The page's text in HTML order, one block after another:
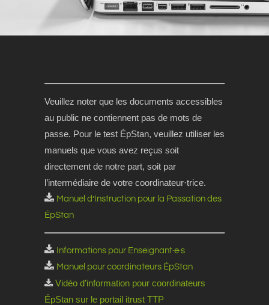
Veuillez noter que les documents accessibles
au public ne contiennent pas de mots de
passe. Pour le test ÉpStan, veuillez utiliser les
manuels que vous avez reçus soit
directement de notre part, soit par
l’intermédiaire de votre coordinateur·trice.
Manuel d’Instruction pour la Passation des
ÉpStan
Informations pour Enseignant·e·s
Manuel pour coordinateurs ÉpStan
Vidéo d’information pour coordinateurs
ÉpStan sur le portail itrust TTP